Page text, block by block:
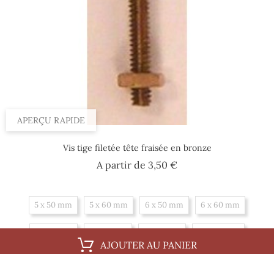
APERÇU RAPIDE
Vis tige filetée tête fraisée en bronze
A partir de 3,50 €Prix
5 x 50 mm 5 x 60 mm 6 x 50 mm 6 x 60 mm
AJOUTER AU PANIER